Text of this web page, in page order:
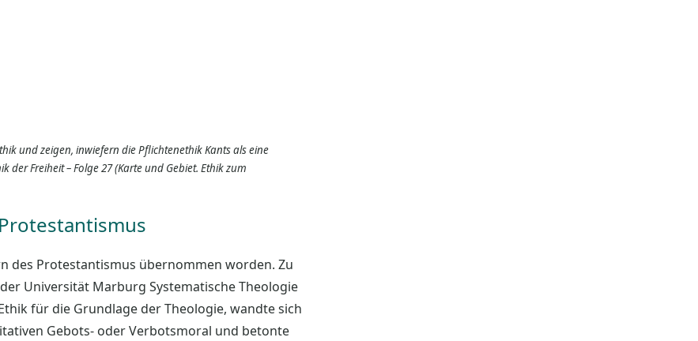
und zeigen, inwiefern die Pflichtenethik Kants als eine
Freiheit – Folge 27 (Karte und Gebiet. Ethik zum
des Protestantismus übernommen worden. Zu
Universität Marburg Systematische Theologie
für die Grundlage der Theologie, wandte sich
Gebots- oder Verbotsmoral und betonte